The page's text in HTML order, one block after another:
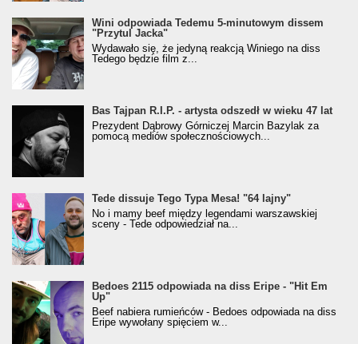
Wini odpowiada Tedemu 5-minutowym dissem
"Przytul Jacka"
Wydawało się, że jedyną reakcją Winiego na diss
Tedego będzie film z...
Bas Tajpan R.I.P. - artysta odszedł w wieku 47 lat
Prezydent Dąbrowy Górniczej Marcin Bazylak za
pomocą mediów społecznościowych...
Tede dissuje Tego Typa Mesa! "64 lajny"
No i mamy beef między legendami warszawskiej
sceny - Tede odpowiedział na...
Bedoes 2115 odpowiada na diss Eripe - "Hit Em
Up"
Beef nabiera rumieńców - Bedoes odpowiada na diss
Eripe wywołany spięciem w...